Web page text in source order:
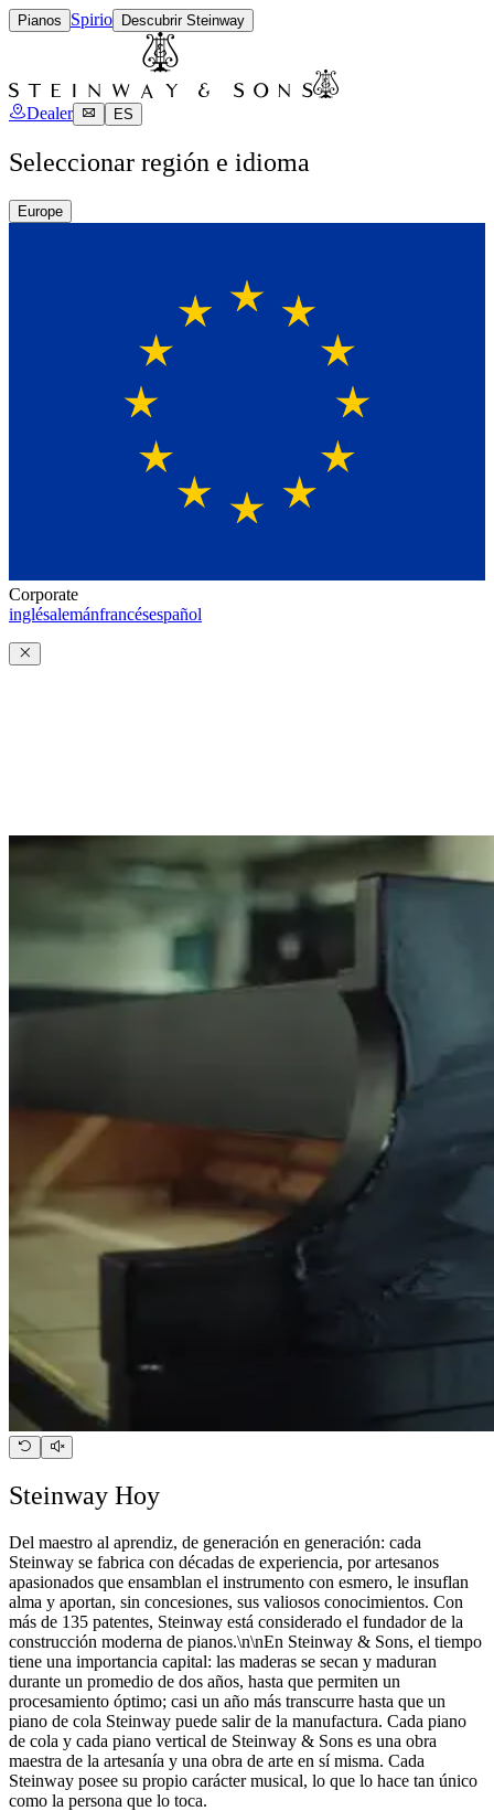
Pianos Spirio Descubrir Steinway
Dealer ES
Seleccionar región e idioma
Europe
Corporate
inglésalemánfrancésespañol
Steinway Hoy
Del maestro al aprendiz, de generación en generación: cada
Steinway se fabrica con décadas de experiencia, por artesanos
apasionados que ensamblan el instrumento con esmero, le insuflan
alma y aportan, sin concesiones, sus valiosos conocimientos. Con
más de 135 patentes, Steinway está considerado el fundador de la
construcción moderna de pianos.\n\nEn Steinway ⁠&⁠ Sons, el tiempo
tiene una importancia capital: las maderas se secan y maduran
durante un promedio de dos años, hasta que permiten un
procesamiento óptimo; casi un año más transcurre hasta que un
piano de cola Steinway puede salir de la manufactura. Cada piano
de cola y cada piano vertical de Steinway ⁠&⁠ Sons es una obra
maestra de la artesanía y una obra de arte en sí misma. Cada
Steinway posee su propio carácter musical, lo que lo hace tan único
como la persona que lo toca.